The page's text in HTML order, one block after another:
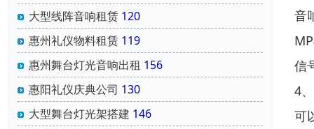
大型线阵音响租赁 120
惠州礼仪物料租赁 119
惠州舞台灯光音响出租 156
惠阳礼仪庆典公司 130
大型舞台灯光架搭建 146
音
信
4
可